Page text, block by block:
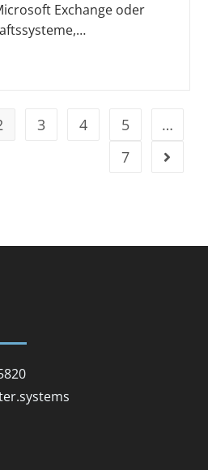
Exchange oder
3 4 5
…
7